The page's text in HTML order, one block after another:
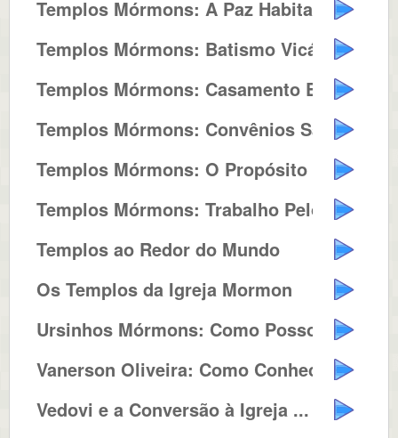
Templos Mórmons: A Paz Habita n...
Templos Mórmons: Batismo Vicário
Templos Mórmons: Casamento Eterno
Templos Mórmons: Convênios Sag...
Templos Mórmons: O Propósito d...
Templos Mórmons: Trabalho Pelos...
Templos ao Redor do Mundo
Os Templos da Igreja Mormon
Ursinhos Mórmons: Como Posso Fa...
Vanerson Oliveira: Como Conheci ...
Vedovi e a Conversão à Igreja ...